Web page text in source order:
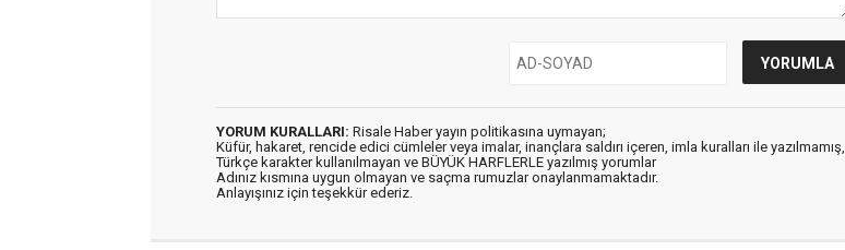
YORUM KURALLARI: Risale Haber yayın politikasına uymayan;
Küfür, hakaret, rencide edici cümleler veya imalar, inançlara saldırı içeren, imla kuralları ile yazılmamış,
Türkçe karakter kullanılmayan ve BÜYÜK HARFLERLE yazılmış yorumlar
Adınız kısmına uygun olmayan ve saçma rumuzlar onaylanmamaktadır.
Anlayışınız için teşekkür ederiz.